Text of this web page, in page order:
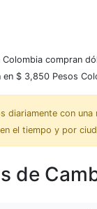
compran
en $ 3,850 Pesos
diariamente con
el tiempo y por
de